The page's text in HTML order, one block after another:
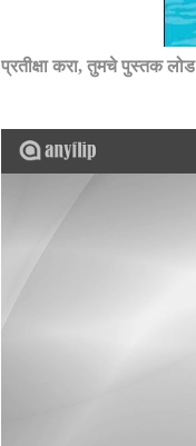
प्रतीक्षा करा, तुमचे पुस्तक